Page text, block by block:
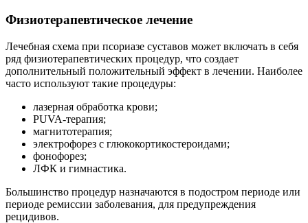
Физиотерапевтическое лечение
Лечебная схема при псориазе суставов может включать в себя
ряд физиотерапевтических процедур, что создает
дополнительный положительный эффект в лечении. Наиболее
часто используют такие процедуры:
лазерная обработка крови;
PUVA-терапия;
магнитотерапия;
электрофорез с глюкокортикостероидами;
фонофорез;
ЛФК и гимнастика.
Большинство процедур назначаются в подостром периоде или
периоде ремиссии заболевания, для предупреждения
рецидивов.